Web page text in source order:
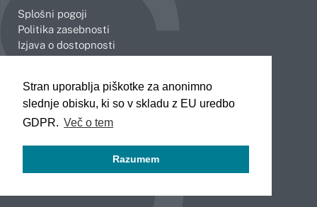
Stran uporablja piškotke za anonimno
slednje obisku, ki so v skladu z EU uredbo
GDPR. Več o tem
Razumem
Splošni pogoji
Politika zasebnosti
Izjava o dostopnosti
Celje
Koper
Kranj
Novo mesto
Slovenj Gradec